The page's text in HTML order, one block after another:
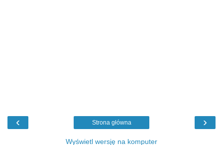
‹ ›
Strona główna
Wyświetl wersję na komputer